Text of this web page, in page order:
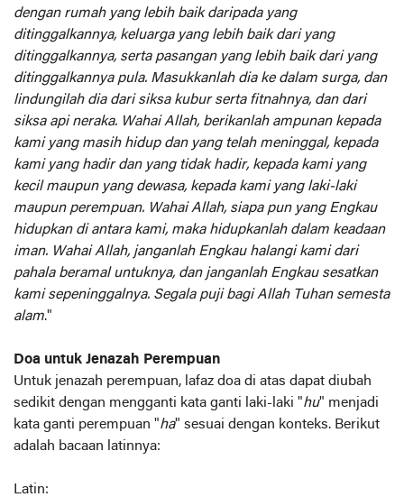
dengan rumah yang lebih baik daripada yang
ditinggalkannya, keluarga yang lebih baik dari yang
ditinggalkannya, serta pasangan yang lebih baik dari yang
ditinggalkannya pula. Masukkanlah dia ke dalam surga, dan
lindungilah dia dari siksa kubur serta fitnahnya, dan dari
siksa api neraka. Wahai Allah, berikanlah ampunan kepada
kami yang masih hidup dan yang telah meninggal, kepada
kami yang hadir dan yang tidak hadir, kepada kami yang
kecil maupun yang dewasa, kepada kami yang laki-laki
maupun perempuan. Wahai Allah, siapa pun yang Engkau
hidupkan di antara kami, maka hidupkanlah dalam keadaan
iman. Wahai Allah, janganlah Engkau halangi kami dari
pahala beramal untuknya, dan janganlah Engkau sesatkan
kami sepeninggalnya. Segala puji bagi Allah Tuhan semesta
alam."
Doa untuk Jenazah Perempuan
Untuk jenazah perempuan, lafaz doa di atas dapat diubah
sedikit dengan mengganti kata ganti laki-laki "hu" menjadi
kata ganti perempuan "ha" sesuai dengan konteks. Berikut
adalah bacaan latinnya:
Latin: